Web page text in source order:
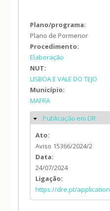
Plano/programa:
Plano de Pormenor
Procedimento:
Elaboração
NUT:
LISBOA E VALE DO TEJO
Município:
MAFRA
Ocultar
Publicação em DR
Ato:
Aviso 15366/2024/2
Data:
24/07/2024
Ligação:
https://dre.pt/